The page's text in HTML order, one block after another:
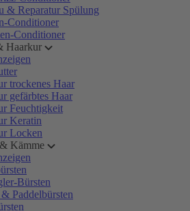
& Reparatur Spülung
Conditioner
Conditioner
Haarkur
trockenes Haar
gefärbtes Haar
Feuchtigkeit
Keratin
Locken
Kämme
Bürsten
Paddelbürsten